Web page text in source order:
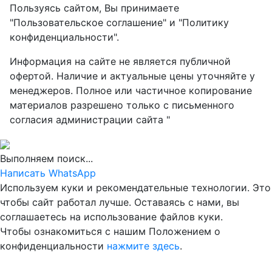
Пользуясь сайтом, Вы принимаете
"Пользовательское соглашение" и "Политику
конфиденциальности".
Информация на сайте не является публичной
офертой. Наличие и актуальные цены уточняйте у
менеджеров. Полное или частичное копирование
материалов разрешено только с письменного
согласия администрации сайта "
Выполняем поиск...
Написать WhatsApp
Используем куки и рекомендательные технологии. Это
чтобы сайт работал лучше. Оставаясь с нами, вы
соглашаетесь на использование файлов куки.
Чтобы ознакомиться с нашим Положением о
конфиденциальности нажмите здесь.